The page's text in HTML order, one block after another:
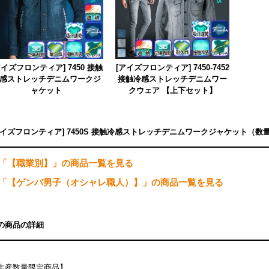
ズフロンティア] 7450 接触
ストレッチデニムワークジ
ャケット
[アイズフロンティア] 7450-7452
接触冷感ストレッチデニムワー
クウェア 【上下セット】
ズフロンティア] 7450S 接触冷感ストレッチデニムワークジャケット（数
【職業別】」の商品一覧を見る
【ゲンバ男子（オシャレ職人）】」の商品一覧を見る
商品の詳細